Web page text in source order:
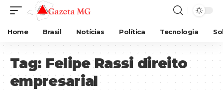
Home Brasil Notícias Política Tecnologia
Tag: Felipe Rassi direito
empresarial